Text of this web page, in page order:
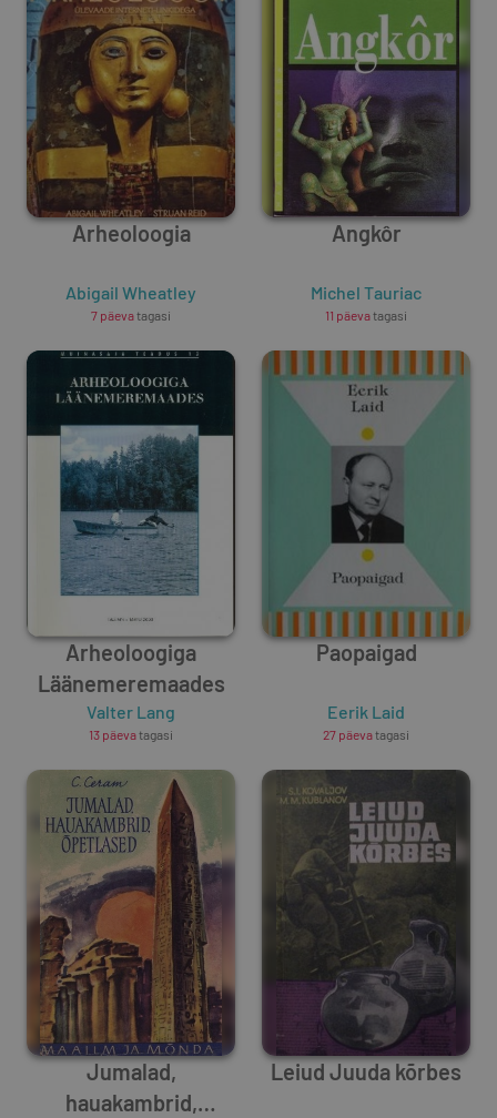
Arheoloogia
Abigail Wheatley
7 päevatagasi
Angkôr
Michel Tauriac
11 päevatagasi
Arheoloogiga
Läänemeremaades
Valter Lang
13 päevatagasi
Paopaigad
Eerik Laid
27 päevatagasi
Jumalad,
hauakambrid,
Leiud Juuda kõrbes